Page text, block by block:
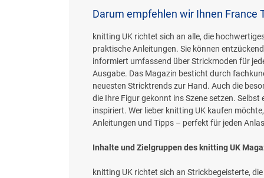
Darum empfehlen wir Ihnen France
knitting UK richtet sich an alle, die
praktische Anleitungen. Sie können
informiert umfassend über Strickmoden für
Ausgabe. Das Magazin besticht durch
neuesten Stricktrends zur Hand. Auch die
die Ihre Figur gekonnt ins Szene setzen.
inspiriert. Wer lieber knitting UK kaufen
Anleitungen und Tipps – perfekt für jeden
Inhalte und Zielgruppen des knitting UK
knitting UK richtet sich an Strickbegeisterte,